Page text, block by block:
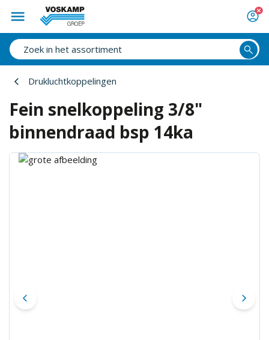
Drukluchtkoppelingen
Fein snelkoppeling 3/8"
binnendraad bsp 14ka